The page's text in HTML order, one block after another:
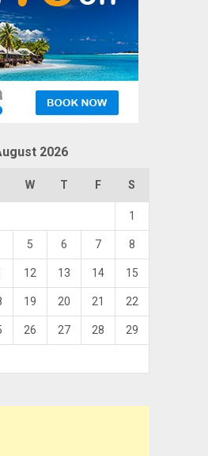
2026
W T F S
1
5 6 7 8
12 13 14 15
19 20 21 22
26 27 28 29